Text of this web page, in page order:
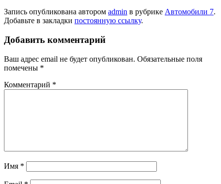
Запись опубликована автором admin в рубрике Автомобили 7.
Добавьте в закладки постоянную ссылку.
Добавить комментарий
Ваш адрес email не будет опубликован. Обязательные поля
помечены *
Комментарий *
Имя *